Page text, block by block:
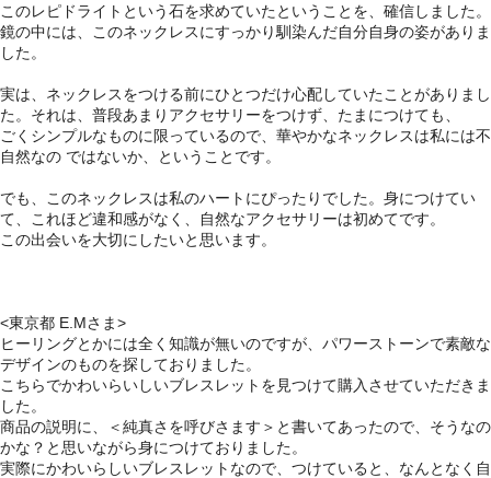
このレピドライトという石を求めていたということを、確信しました。
鏡の中には、このネックレスにすっかり馴染んだ自分自身の姿がありま
した。
実は、ネックレスをつける前にひとつだけ心配していたことがありまし
た。それは、普段あまりアクセサリーをつけず、たまにつけても、
ごくシンプルなものに限っているので、華やかなネックレスは私には不
自然なの ではないか、ということです。
でも、このネックレスは私のハートにぴったりでした。身につけてい
て、これほど違和感がなく、自然なアクセサリーは初めてです。
この出会いを大切にしたいと思います。
<東京都 E.Mさま>
ヒーリングとかには全く知識が無いのですが、パワーストーンで素敵な
デザインのものを探しておりました。
こちらでかわいらいしいブレスレットを見つけて購入させていただきま
した。
商品の説明に、＜純真さを呼びさます＞と書いてあったので、そうなの
かな？と思いながら身につけておりました。
実際にかわいらしいブレスレットなので、つけていると、なんとなく自